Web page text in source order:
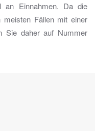
an Einnahmen. Da die
Fällen mit einer
Sie daher auf Nummer